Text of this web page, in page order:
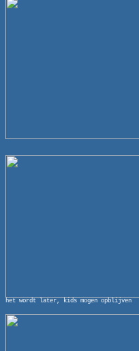
het wordt later, kids mogen opblijven